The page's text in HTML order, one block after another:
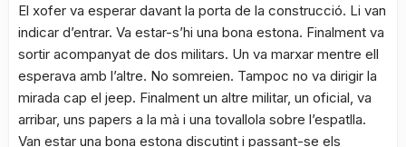
El xofer va esperar davant la porta de la construcció. Li van
indicar d’entrar. Va estar-s’hi una bona estona. Finalment va
sortir acompanyat de dos militars. Un va marxar mentre ell
esperava amb l’altre. No somreien. Tampoc no va dirigir la
mirada cap el jeep. Finalment un altre militar, un oficial, va
arribar, uns papers a la mà i una tovallola sobre l’espatlla.
Van estar una bona estona discutint i passant-se els